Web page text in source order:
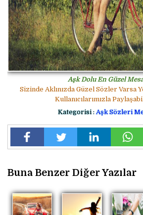
Aşk Dolu En Güzel
Sizinde Aklınızda Güzel Sözler Varsa
Kullanıcılarımızla
Kategorisi : Aşk Sözleri
Buna Benzer Diğer Yazılar